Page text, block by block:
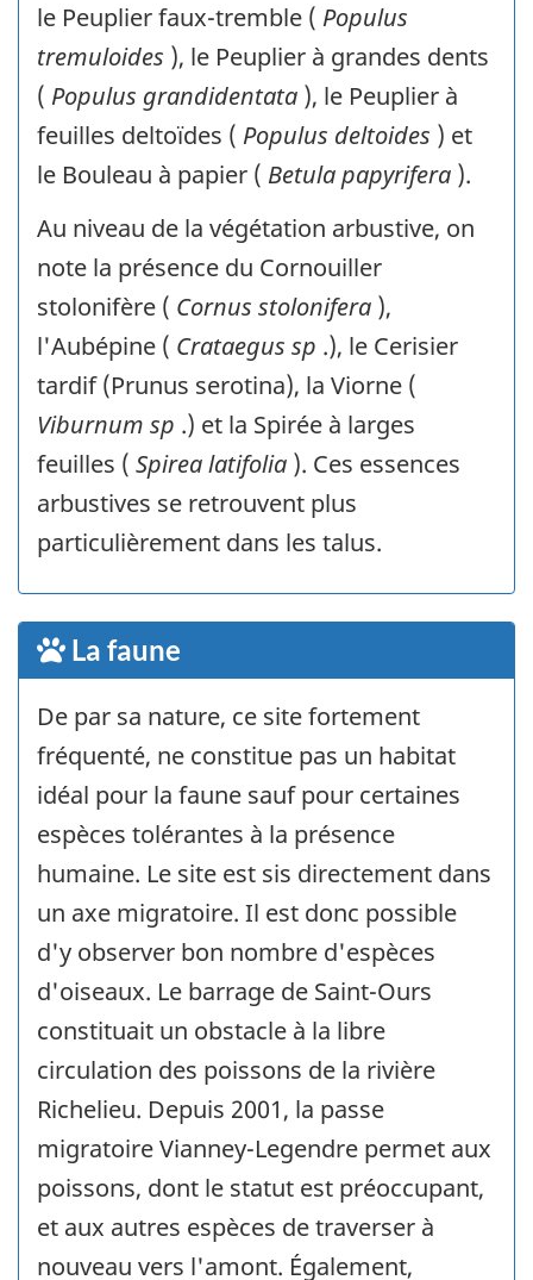
le Peuplier faux-tremble ( Populus
tremuloides ), le Peuplier à grandes dents
( Populus grandidentata ), le Peuplier à
feuilles deltoïdes ( Populus deltoides ) et
le Bouleau à papier ( Betula papyrifera ).
Au niveau de la végétation arbustive, on
note la présence du Cornouiller
stolonifère ( Cornus stolonifera ),
l'Aubépine ( Crataegus sp .), le Cerisier
tardif (Prunus serotina), la Viorne (
Viburnum sp .) et la Spirée à larges
feuilles ( Spirea latifolia ). Ces essences
arbustives se retrouvent plus
particulièrement dans les talus.
La faune
De par sa nature, ce site fortement
fréquenté, ne constitue pas un habitat
idéal pour la faune sauf pour certaines
espèces tolérantes à la présence
humaine. Le site est sis directement dans
un axe migratoire. Il est donc possible
d'y observer bon nombre d'espèces
d'oiseaux. Le barrage de Saint-Ours
constituait un obstacle à la libre
circulation des poissons de la rivière
Richelieu. Depuis 2001, la passe
migratoire Vianney-Legendre permet aux
poissons, dont le statut est préoccupant,
et aux autres espèces de traverser à
nouveau vers l'amont. Également,